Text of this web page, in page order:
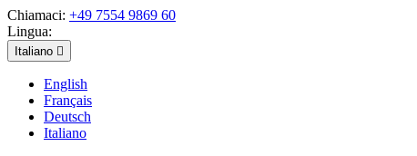
Chiamaci: +49 7554 9869 60
Lingua:
Italiano 
English
Français
Deutsch
Italiano